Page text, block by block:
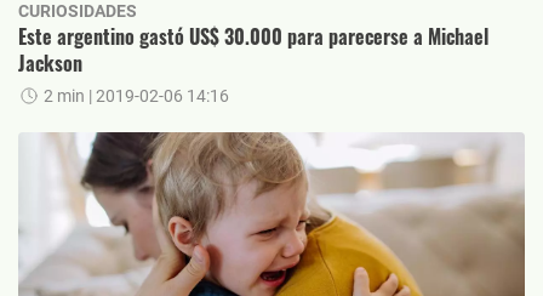
CURIOSIDADES
Este argentino gastó US$ 30.000 para parecerse a Michael
Jackson
2 min | 2019-02-06 14:16